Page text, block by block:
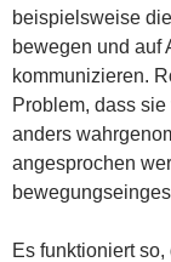
beispielsweise
bewegen und auf
kommunizieren.
Problem, dass
anders
angesprochen
Es funktioniert